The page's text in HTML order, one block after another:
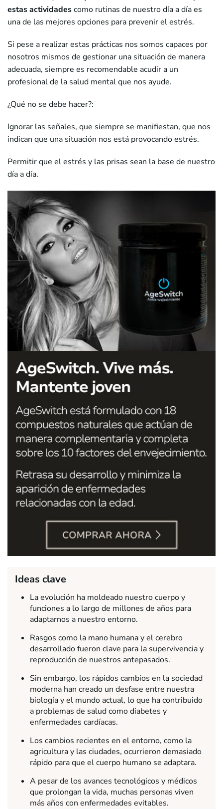
estas actividadescomo rutinas de nuestro día a día es
una de las mejores opciones para prevenir el estrés.
Si pese a realizar estas prácticas nos somos capaces por
nosotros mismos de gestionar una situación de manera
adecuada, siempre es recomendable acudir a un
profesional de la salud mental que nos ayude.
¿Qué no se debe hacer?:
Ignorar las señales, que siempre se manifiestan, que nos
indican que una situación nos está provocando estrés.
Permitir que el estrés y las prisas sean la base de nuestro
día a día.
Ideas clave
La evolución ha moldeado nuestro cuerpo y
funciones a lo largo de millones de años para
adaptarnos a nuestro entorno.
Rasgos como la mano humana y el cerebro
desarrollado fueron clave para la supervivencia y
reproducción de nuestros antepasados.
Sin embargo, los rápidos cambios en la sociedad
moderna han creado un desfase entre nuestra
biología y el mundo actual, lo que ha contribuido
a problemas de salud como diabetes y
enfermedades cardíacas.
Los cambios recientes en el entorno, como la
agricultura y las ciudades, ocurrieron demasiado
rápido para que el cuerpo humano se adaptara.
A pesar de los avances tecnológicos y médicos
que prolongan la vida, muchas personas viven
más años con enfermedades evitables.